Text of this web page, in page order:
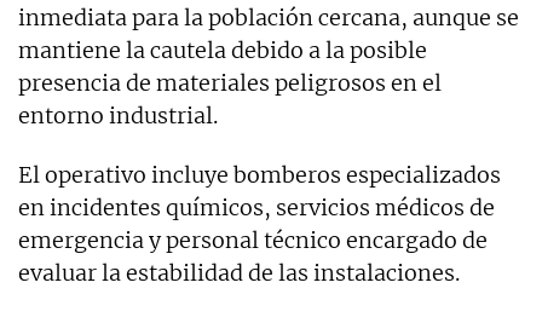
inmediata para la población cercana, aunque se
mantiene la cautela debido a la posible
presencia de materiales peligrosos en el
entorno industrial.
El operativo incluye bomberos especializados
en incidentes químicos, servicios médicos de
emergencia y personal técnico encargado de
evaluar la estabilidad de las instalaciones.